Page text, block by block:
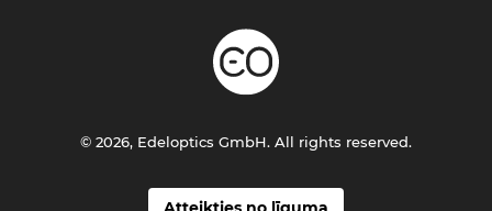
© 2026, Edeloptics GmbH. All rights reserved.